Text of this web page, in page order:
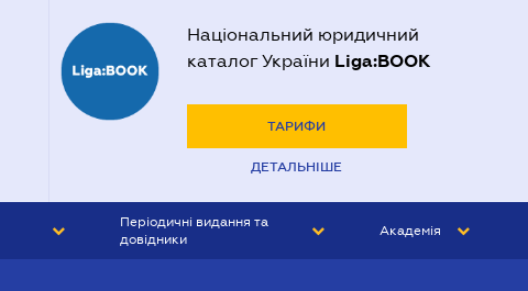
Національний юридичний
каталог України Liga:BOOK
ТАРИФИ
ДЕТАЛЬНІШЕ
Періодичні видання та
довідники
Академія